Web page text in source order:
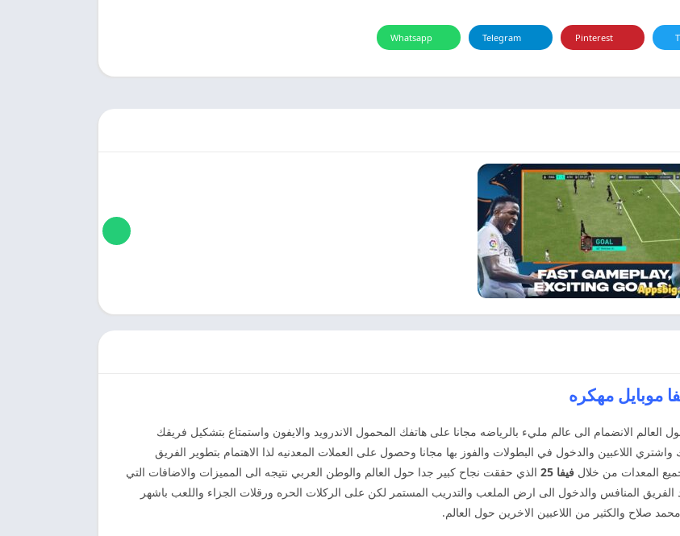
Pinterest
Telegram
Whatsapp
العالم الانضمام الى عالم مليء بالرياضه مجانا على هاتفك المحمول الاندرويد والايفون واستمتاع بتشكيل فريقك
اللاعبين والدخول في البطولات والفوز بها مجانا وحصول على العملات المعدنيه لذا الاهتمام بتطوير الفريق
المعدات من خلال فيفا 25
الذي حققت نجاح كبير جدا حول العالم والوطن العربي نتيجه الى المميزات والاضافات التي
الفريق المنافس والدخول الى ارض الملعب والتدريب المستمر لكن على الركلات الحره ورقلات الجزاء واللعب باشهر
صلاح والكثير من اللاعبين الاخرين حول العالم.